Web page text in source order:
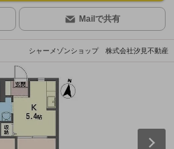
Mailで共有
シャーメゾンショップ 株式会社汐見不動産